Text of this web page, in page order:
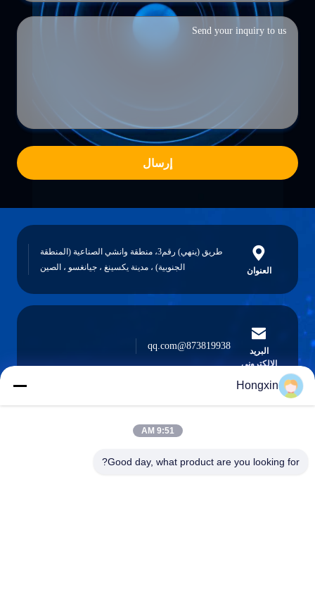
إرسال
العنوان
طريق (ينهي) رقم3، منطقة وانشي الصناعية (المنطقة
الجنوبية) ، مدينة يكسينغ ، جيانغسو ، الصين
البريد
الإلكتروني
873819938@qq.com
0086-510-13601538657
Hongxin
9:51 AM
Good day, what product are you looking for?